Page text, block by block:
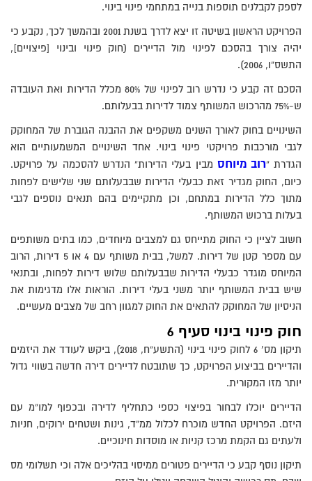
לספק לקבלנים תוספות בנייה במתחמי פינוי בינוי.
הפרויקט הראשון בשיטה זו יצא לדרך בשנת 2001 ובהמשך לכך, נקבע כי
יהיה צורך בהסכם לפינוי מול הדיירים (חוק פינוי ובינוי [פיצויים],
התשס”ו, 2006).
הסכם זה קבע כי נדרש רוב לפינוי של 80% מכלל הדירות ואת העובדה
ש-75% מהרכוש המשותף צמוד לדירות בבעלותם.
השינויים בחוק לאורך השנים משקפים את ההבנה הגוברת של המחוקק
לגבי מורכבות פרויקטי פינוי בינוי. אחד השינויים המשמעותיים הוא
הגדרת “רוב מיוחס מבין בעלי הדירות” הנדרש להסכמה על פרויקט.
כיום, החוק מגדיר זאת כבעלי הדירות שבבעלותם שני שלישים לפחות
מתוך כלל הדירות במתחם, וכן מתקיימים בהם תנאים נוספים לגבי
בעלות ברכוש המשותף.
חשוב לציין כי החוק מתייחס גם למצבים מיוחדים, כמו בתים משותפים
עם מספר קטן של דירות. למשל, בבית משותף עם 4 או 5 דירות, הרוב
המיוחס מוגדר כבעלי הדירות שבבעלותם שלוש דירות לפחות, ובתנאי
שיש בבית המשותף יותר משני בעלי דירות. הוראות אלו מדגימות את
הניסיון של המחוקק להתאים את החוק למגוון רחב של מצבים מעשיים.
חוק פינוי בינוי סעיף 6
תיקון מס’ 6 לחוק פינוי בינוי (התשע”ח, 2018), ביקש לעודד את היזמים
והדיירים בביצוע הפרויקט, כך שתובטח לדיירים דירה חדשה בשווי גדול
יותר מזו המקורית.
הדיירים יוכלו לבחור בפיצוי כספי כתחליף לדירה ובכפוף למו”מ עם
היזם. הפרויקט החדש מוכרח לכלול ממ”ד, גינות ושטחים ירוקים, חניות
ולעתים גם הקמת מרכז קניות או מוסדות חינוכיים.
תיקון נוסף קבע כי הדיירים פטורים ממיסוי בהליכים אלה וכי תשלומי מס